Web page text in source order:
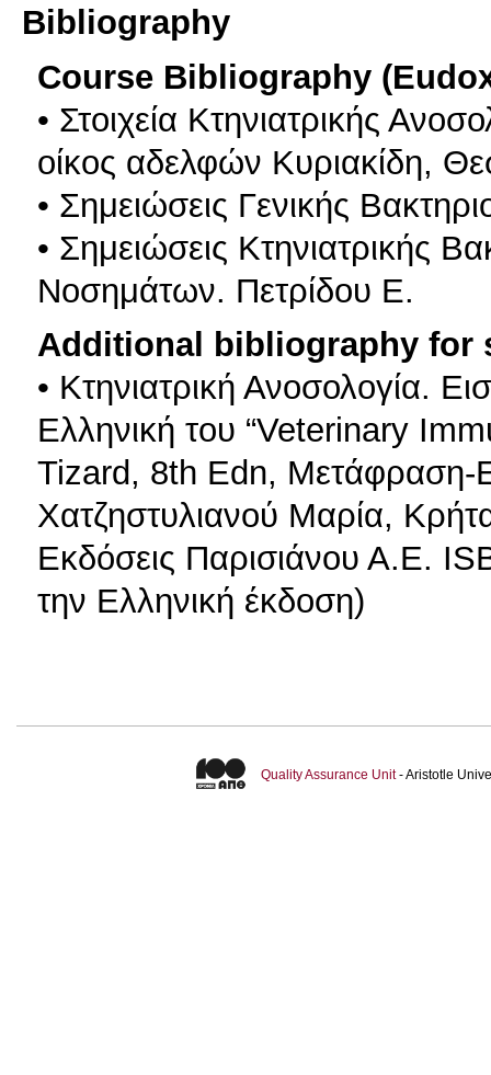
Bibliography
Course Bibliography
• Στοιχεία Κτηνιατρικής
οίκος αδελφών Κυριακίδη,
• Σημειώσεις Γενικής
• Σημειώσεις Κτηνιατρικής
Νοσημάτων. Πετρίδου Ε.
Additional bibliography for
• Κτηνιατρική Ανοσολογία.
Ελληνική του “Veterinary
Tizard, 8th Edn, Μετάφραση-
Χατζηστυλιανού Μαρία,
Εκδόσεις Παρισιάνου Α.Ε.
την Ελληνική έκδοση)
Quality Assurance Unit- Aristotle